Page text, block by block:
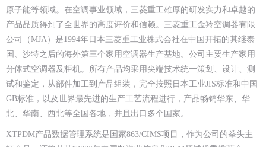
原子能等领域。在空调事业领域，三菱重工雄厚的研发实力和卓越的
产品品质得到了全世界的高度评价和信赖。三菱重工金羚空调器有限
公司（MJA）是1994年日本三菱重工业株式会社在中国开拓的其继泰
国、沙特之后的海外第三个家用空调器生产基地。公司主要生产家用
分体式空调器及柜机。所有产品均采用尖端技术统一策划、设计、测
试和鉴定，从部件加工到产品组装，完全按照日本工业JIS标准和中国
GB标准，以及世界最先进的生产工艺流程进行，产品畅销华东、华
北、华南、西北等全国各地，并且出口多个国家。
XTPDM产品数据管理系统是国家863/CIMS项目，作为公司的拳头主